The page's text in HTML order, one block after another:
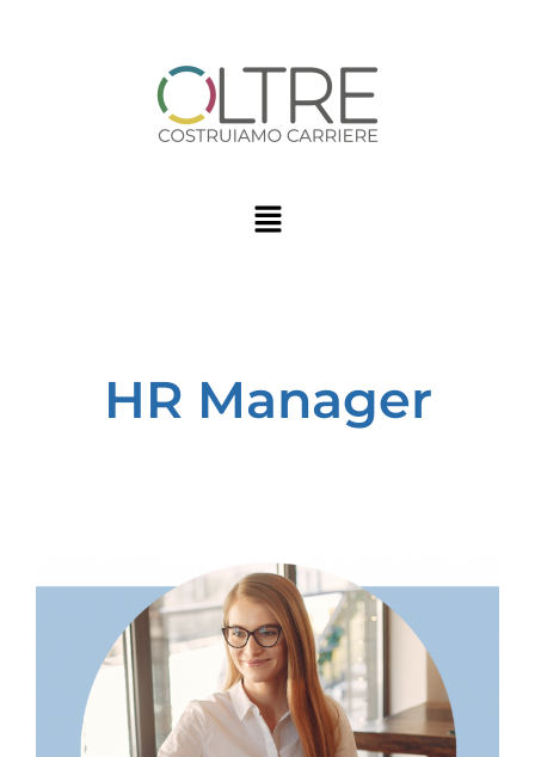
HR Manager